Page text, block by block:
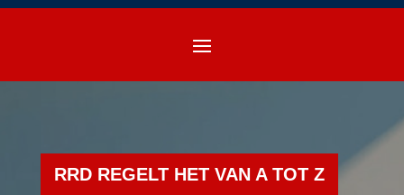
RRD REGELT HET VAN A TOT Z